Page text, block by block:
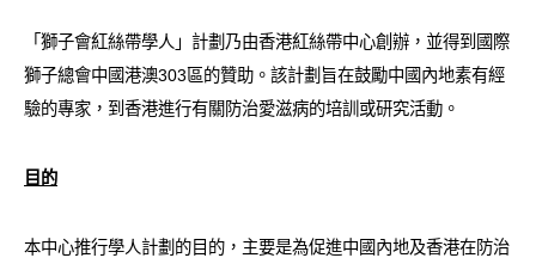
愛滋病病毒感染與醫護人員專家組
愛滋病呈報表格
「獅子會紅絲帶學人」計劃乃由香港紅絲帶中心創辦，並得到國際
獅子總會中國港澳303區的贊助。該計劃旨在鼓勵中國內地素有經
驗的專家，到香港進行有關防治愛滋病的培訓或研究活動。
目的
本中心推行學人計劃的目的，主要是為促進中國內地及香港在防治